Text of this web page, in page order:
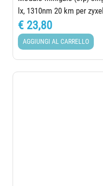
lx, 1310nm 20 km per zyxel
€ 23,80
AGGIUNGI AL CARRELLO